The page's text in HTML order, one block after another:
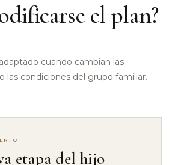
el plan?
cuando cambian las
las condiciones del grupo familiar.
etapa del hijo